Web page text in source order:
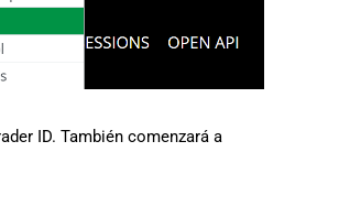
ID. También comenzará a